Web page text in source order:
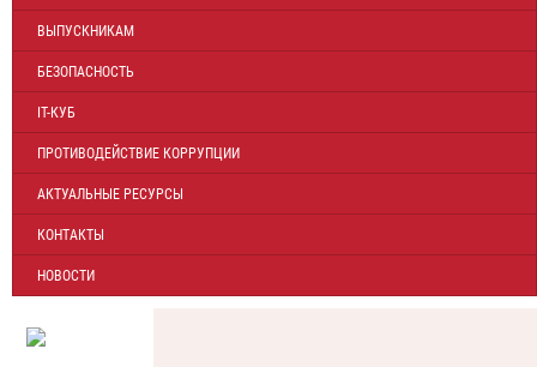
ВЫПУСКНИКАМ
БЕЗОПАСНОСТЬ
IT-КУБ
ПРОТИВОДЕЙСТВИЕ КОРРУПЦИИ
АКТУАЛЬНЫЕ РЕСУРСЫ
КОНТАКТЫ
НОВОСТИ